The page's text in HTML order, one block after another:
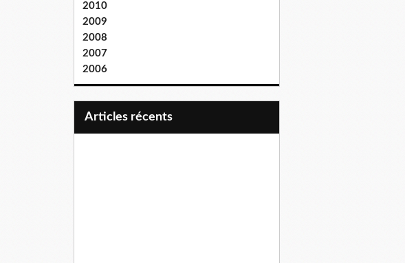
2010
2009
2008
2007
2006
articles récents